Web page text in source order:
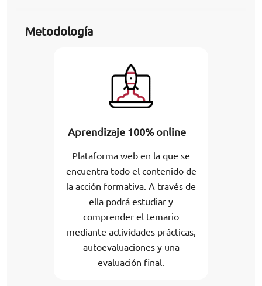
Metodología
Aprendizaje 100% online
Plataforma web en la que se
encuentra todo el contenido de
la acción formativa. A través de
ella podrá estudiar y
comprender el temario
mediante actividades prácticas,
autoevaluaciones y una
evaluación final.